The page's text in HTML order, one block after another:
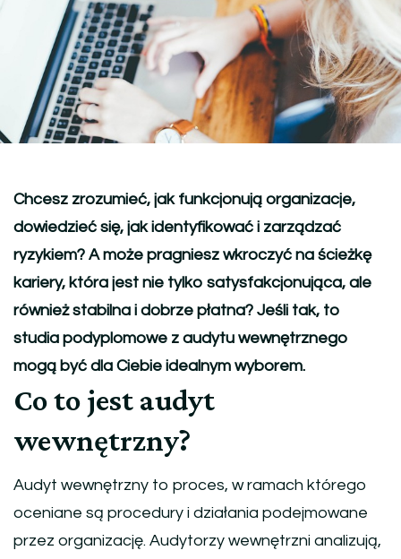
Chcesz zrozumieć, jak funkcjonują organizacje,
dowiedzieć się, jak identyfikować i zarządzać
ryzykiem? A może pragniesz wkroczyć na ścieżkę
kariery, która jest nie tylko satysfakcjonująca, ale
również stabilna i dobrze płatna? Jeśli tak, to
studia podyplomowe z audytu wewnętrznego
mogą być dla Ciebie idealnym wyborem.
Co to jest audyt
wewnętrzny?
Audyt wewnętrzny to proces, w ramach którego
oceniane są procedury i działania podejmowane
przez organizację. Audytorzy wewnętrzni analizują,